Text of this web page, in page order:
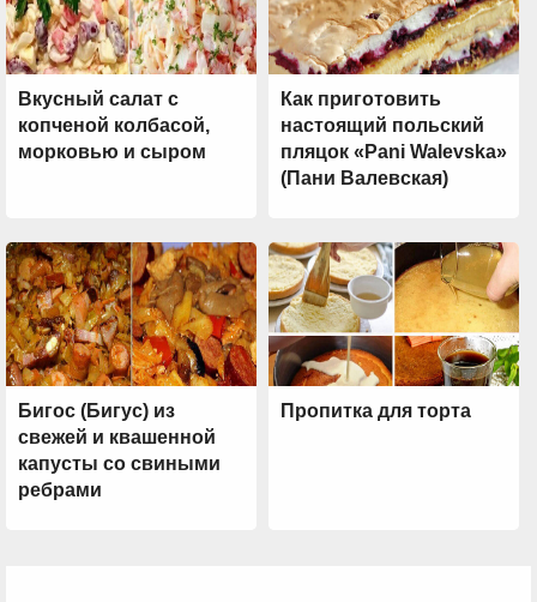
Вкусный салат с
копченой колбасой,
морковью и сыром
Как приготовить
настоящий польский
пляцок «Pani Walevska»
(Пани Валевская)
Бигос (Бигус) из
свежей и квашенной
капусты со свиными
ребрами
Пропитка для торта